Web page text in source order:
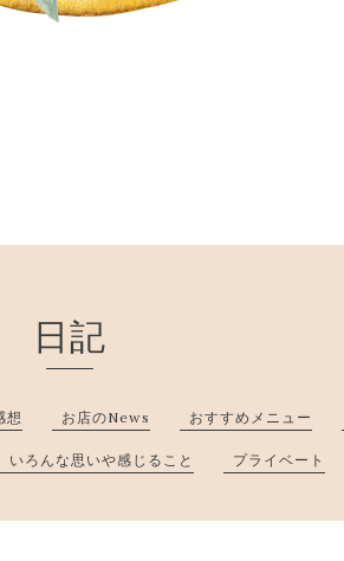
日記
想 お店のNews おすすめメニュー
いろんな思いや感じること プライベート